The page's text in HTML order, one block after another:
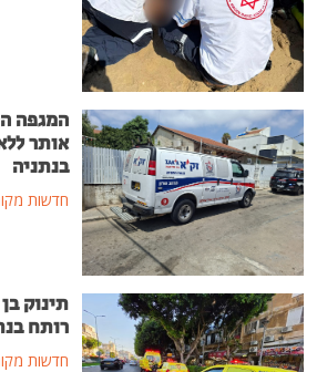
אותר
בנתניה
חדשות
תינוק
רותח
חדשות